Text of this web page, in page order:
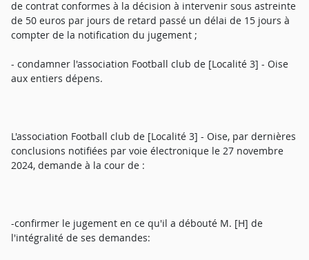
de contrat conformes à la décision à intervenir sous astreinte
de 50 euros par jours de retard passé un délai de 15 jours à
compter de la notification du jugement ;
- condamner l'association Football club de [Localité 3] - Oise
aux entiers dépens.
L'association Football club de [Localité 3] - Oise, par dernières
conclusions notifiées par voie électronique le 27 novembre
2024, demande à la cour de :
-confirmer le jugement en ce qu'il a débouté M. [H] de
l'intégralité de ses demandes: